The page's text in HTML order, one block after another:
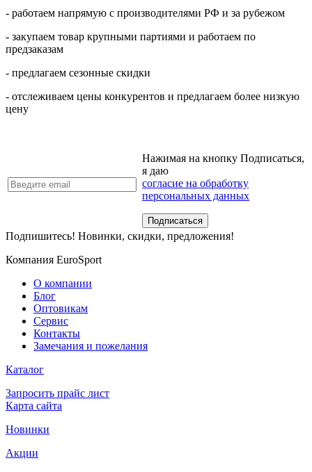
- работаем напрямую с производителями РФ и за рубежом
- закупаем товар крупными партиями и работаем по
предзаказам
- предлагаем сезонные скидки
- отслеживаем цены конкурентов и предлагаем более низкую
цену
Нажимая на кнопку Подписаться,
я даю
согласие на обработку
персональных данных
Подпишитесь! Новинки, скидки, предложения!
Компания EuroSport
О компании
Блог
Оптовикам
Сервис
Контакты
Замечания и пожелания
Каталог
Запросить прайс лист
Карта сайта
Новинки
Акции